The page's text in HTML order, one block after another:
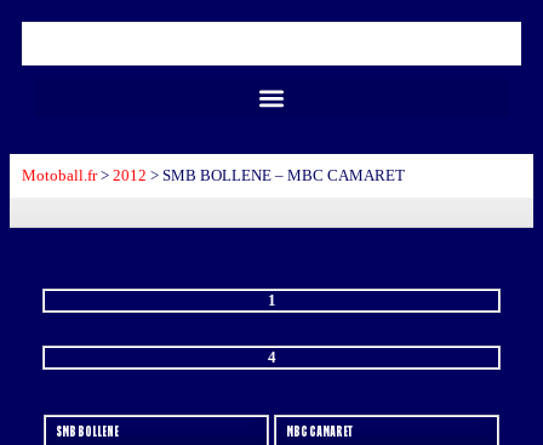
Motoball.fr> 2012 > SMB BOLLENE – MBC CAMARET
1
4
SMB BOLLENE MBC CAMARET